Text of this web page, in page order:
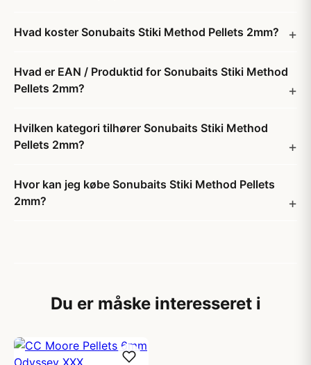
Hvad koster Sonubaits Stiki Method Pellets 2mm?
Hvad er EAN / Produktid for Sonubaits Stiki Method
Pellets 2mm?
Hvilken kategori tilhører Sonubaits Stiki Method
Pellets 2mm?
Hvor kan jeg købe Sonubaits Stiki Method Pellets
2mm?
Du er måske interesseret i